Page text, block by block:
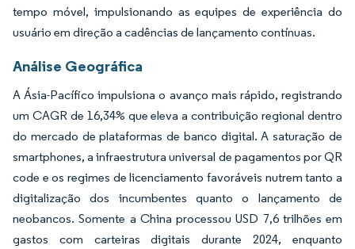
tempo móvel, impulsionando as equipes de experiência do
usuário em direção a cadências de lançamento contínuas.
Análise Geográfica
A Ásia-Pacífico impulsiona o avanço mais rápido, registrando
um CAGR de 16,34% que eleva a contribuição regional dentro
do mercado de plataformas de banco digital. A saturação de
smartphones, a infraestrutura universal de pagamentos por QR
code e os regimes de licenciamento favoráveis nutrem tanto a
digitalização dos incumbentes quanto o lançamento de
neobancos. Somente a China processou USD 7,6 trilhões em
gastos com carteiras digitais durante 2024, enquanto